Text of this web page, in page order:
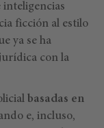
ficción al estilo
ya se ha
con la
basadas en
e, incluso,